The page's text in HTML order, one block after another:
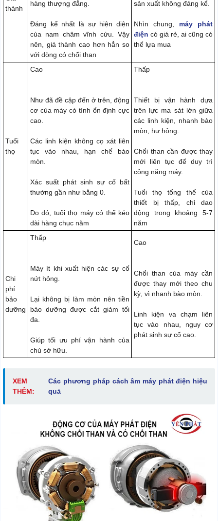
thành
hàng thượng đẳng.
Đáng kể nhất là sự hiện diện
của nam châm vĩnh cửu. Vậy
nên, giá thành cao hơn hẳn so
với dòng có chổi than
sản xuất không đáng kể.
Nhìn chung, máy phát
điện có giá rẻ, ai cũng có
thể lựa mua
Tuổi
thọ
Cao
Như đã đề cập đến ở trên, động
cơ của máy có tính ổn định cực
cao.
Các linh kiện không cọ xát liên
tục vào nhau, hạn chế bào
mòn.
Xác suất phát sinh sự cố bất
thường gần như bằng 0.
Do đó, tuổi thọ máy có thể kéo
dài hàng chục năm
Thấp
Thiết bị vận hành dựa
trên lực ma sát lớn giữa
các linh kiện, nhanh bào
mòn, hư hỏng.
Chổi than cần được thay
mới liên tục để duy trì
công năng máy.
Tuổi thọ tổng thể của
thiết bị thấp, chỉ dao
động trong khoảng 5-7
năm
Chi
phí
bảo
dưỡng
Thấp
Máy ít khi xuất hiện các sự cố
nứt hỏng.
Lại không bị làm mòn nên tiền
bảo dưỡng được cắt giảm tối
đa.
Giúp tối ưu phí vận hành của
chủ sở hữu.
Cao
Chổi than của máy cần
được thay mới theo chu
kỳ, vì nhanh bào mòn.
Linh kiện va chạm liên
tục vào nhau, nguy cơ
phát sinh sự cố cao.
XEM
THÊM:
Các phương pháp cách âm máy phát điện hiệu
quả